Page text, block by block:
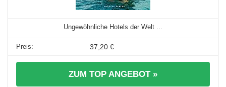
Ungewöhnliche Hotels der Welt ...
37,20 €
ZUM TOP ANGEBOT »